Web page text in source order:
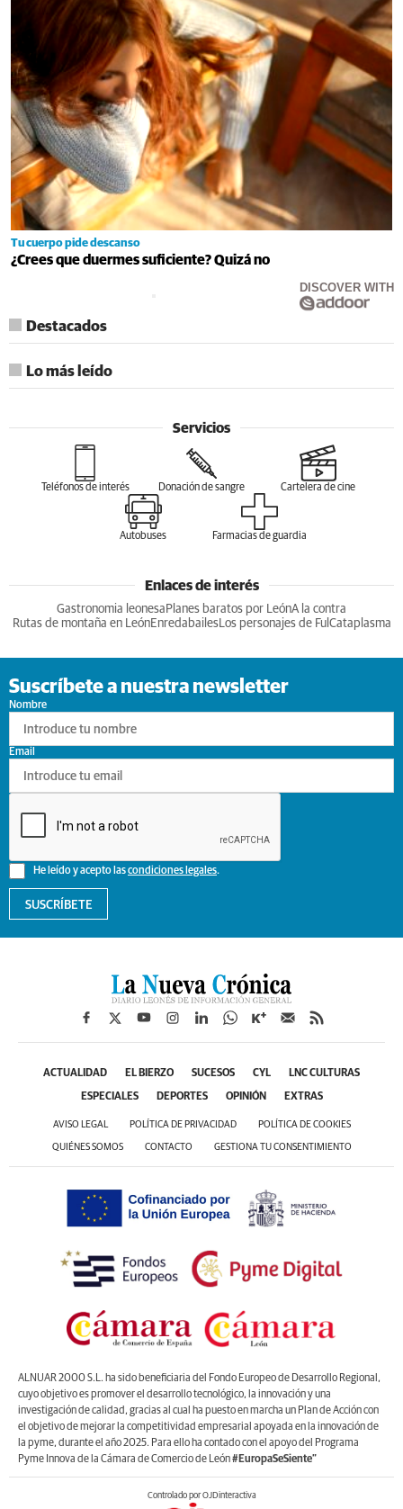
Tu cuerpo pide descanso
¿Crees que duermes suficiente? Quizá no
DISCOVER WITH
Destacados
Lo más leído
Servicios
Teléfonos de interés Donación de sangre Cartelera de cine
Autobuses Farmacias de guardia
Enlaces de interés
Gastronomia leonesa Planes baratos por LeónA la contra
Rutas de montaña en LeónEnredabailesLos personajes de Ful Cataplasma
Suscríbete a nuestra newsletter
Nombre
He leído y acepto lascondiciones legales.
Email
SUSCRÍBETE
ACTUALIDAD EL BIERZO SUCESOS CYL LNC CULTURAS
ESPECIALES DEPORTES OPINIÓN EXTRAS
AVISO LEGAL POLÍTICA DE PRIVACIDAD POLÍTICA DE COOKIES
QUIÉNES SOMOS CONTACTO GESTIONA TU CONSENTIMIENTO
ALNUAR 2000 S.L. ha sido beneficiaria del Fondo Europeo de Desarrollo Regional,
cuyo objetivo es promover el desarrollo tecnológico, la innovación y una
investigación de calidad, gracias al cual ha puesto en marcha un Plan de Acción con
el objetivo de mejorar la competitividad empresarial apoyada en la innovación de
la pyme, durante el año 2025. Para ello ha contado con el apoyo del Programa
Pyme Innova de la Cámara de Comercio de León#EuropaSeSiente”
Controlado por OJDinteractiva